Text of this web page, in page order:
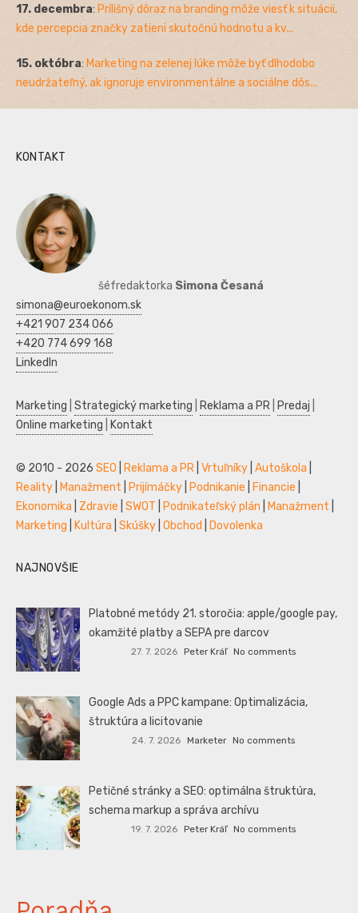
17. decembra: Prílišný dôraz na branding môže viesť k situácii,
kde percepcia značky zatieni skutočnú hodnotu a kv...
15. októbra: Marketing na zelenej lúke môže byť dlhodobo
neudržateľný, ak ignoruje environmentálne a sociálne dôs...
KONTAKT
šéfredaktorka Simona Česaná
simona@euroekonom.sk
+421 907 234 066
+420 774 699 168
LinkedIn
Marketing Strategický marketing Reklama a PR Predaj
Online marketing
Kontakt
© 2010 - 2026 SEO Reklama a PR Vrtuľníky Autoškola
Reality
Manažment Prijímáčky Podnikanie Financie
Ekonomika
Zdravie SWOT Podnikateľský plán Manažment
Marketing
Kultúra Skúšky Obchod Dovolenka
NAJNOVŠIE
Platobné metódy 21. storočia: apple/google pay,
okamžité platby a SEPA pre darcov
27. 7. 2026 Peter Kráľ No comments
Google Ads a PPC kampane: Optimalizácia,
štruktúra a licitovanie
24. 7. 2026 Marketer No comments
Petičné stránky a SEO: optimálna štruktúra,
schema markup a správa archívu
19. 7. 2026 Peter Kráľ No comments